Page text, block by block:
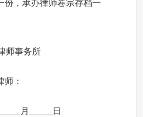
份，承办律师卷宗存档一
师事务所
师：
月_____日